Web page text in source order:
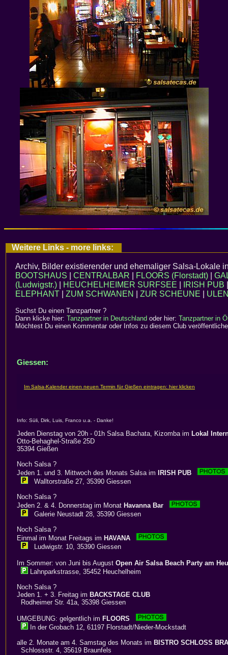
Weitere Links - more links:
Archiv, Bilder existierender und ehemaliger Salsa-Lokale
BOOTSHAUS
CENTRALBAR FLOORS (Florstadt)
(Ludwigstr.)
HEUCHELHEIMER SURFSEE IRISH PUB
ELEPHANT
ZUM SCHWANEN ZUR SCHEUNE
Suchst Du einen Tanzpartner ?
Dann klicke hier: Tanzpartner in Deutschland oder hier: Tanzpartner in
Möchtest Du einen Kommentar oder Infos zu diesem Club
Giessen:
Info: Süli, Dirk, Luis, Franco u.a. - Danke!
Jeden Dienstag von 20h - 01h Salsa Bachata, Kizomba im Lokal
Otto-Behaghel-Straße 25D
35394 Gießen
Noch Salsa ?
Jeden 1. und 3. Mittwoch des Monats Salsa im
IRISH PUB
Walltorstraße 27, 35390 Giessen
Noch Salsa ?
Jeden 2. & 4. Donnerstag im Monat Havanna Bar
Galerie Neustadt 28, 35390 Giessen
Noch Salsa ?
Einmal im Monat Freitags im HAVANA
Ludwigstr. 10, 35390 Giessen
Im Sommer: von Juni bis August Open Air Salsa Beach Party am
Lahnparkstrasse, 35452 Heuchelheim
Noch Salsa ?
Jeden 1. + 3. Freitag im BACKSTAGE CLUB
Rodheimer Str. 41a, 35398 Giessen
UMGEBUNG: gelgentlich im FLOORS
In der Grobach 12, 61197 Florstadt/Nieder-Mockstadt
alle 2. Monate am 4. Samstag des Monats im BISTRO SCHLOSS
Schlossstr. 4, 35619 Braunfels